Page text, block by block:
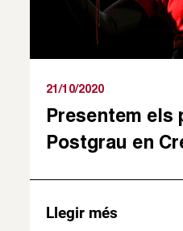
21/10/2020
Presentem els
Postgrau en
Llegir més